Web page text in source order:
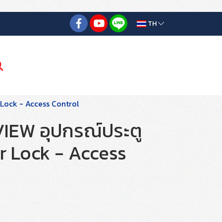
TH
- Access Control
อุปกรณ์ประตู
Lock - Access